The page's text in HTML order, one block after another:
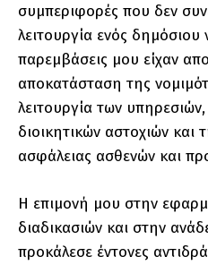
συμπεριφορές που δεν
λειτουργία ενός δημόσιου
παρεμβάσεις μου είχαν
αποκατάσταση της
λειτουργία των
διοικητικών αστοχιών και
ασφάλειας ασθενών και
Η επιμονή μου στην
διαδικασιών και στην
προκάλεσε έντονες